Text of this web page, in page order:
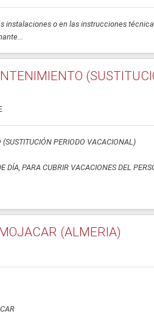
instalaciones o en las instrucciones
PERIODO VACACIONAL)
DÍA, PARA CUBRIR VACACIONES DEL
(ALMERIA)